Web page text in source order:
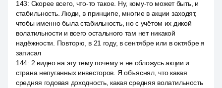
143: Скорее всего, что-то такое. Ну, кому-то может быть, и
стабильность. Люди, в принципе, многие в акции заходят,
чтобы именно была стабильность, но с учётом их дикой
волатильности и всего остального там нет никакой
надёжности. Повторю, в 21 году, в сентябре или в октябре я
записал
144: 2 видео на эту тему почему я не обложусь акции и
страна непуганных инвесторов. Я объяснял, что какая
средняя годовая доходность, какая средняя волатильность